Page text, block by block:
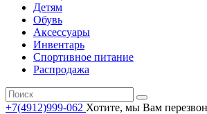
Детям
Обувь
Аксессуары
Инвентарь
Спортивное питание
Распродажа
+7(4912)999-062 Хотите, мы Вам